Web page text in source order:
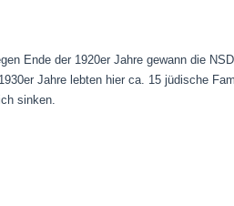
Ende der 1920er Jahre gewann die
Jahre lebten hier ca. 15 jüdische
sinken.